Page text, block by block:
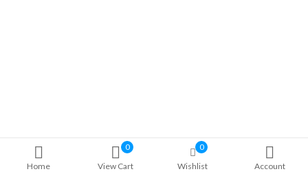
Home
0
View Cart
0
Wishlist
Account